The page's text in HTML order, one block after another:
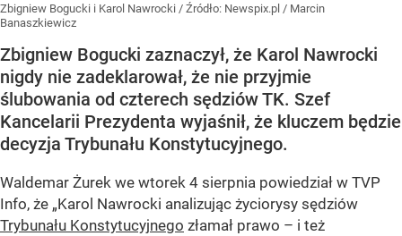
Zbigniew Bogucki i Karol Nawrocki / Źródło: Newspix.pl / Marcin
Banaszkiewicz
Zbigniew Bogucki zaznaczył, że Karol Nawrocki
nigdy nie zadeklarował, że nie przyjmie
ślubowania od czterech sędziów TK. Szef
Kancelarii Prezydenta wyjaśnił, że kluczem będzie
decyzja Trybunału Konstytucyjnego.
Waldemar Żurek we wtorek 4 sierpnia powiedział w TVP
Info, że „Karol Nawrocki analizując życiorysy sędziów
Trybunału Konstytucyjnego złamał prawo – i też